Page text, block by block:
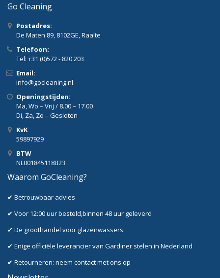
Go Cleaning
Postadres:
De Maten 89, 8102GE, Raalte
Telefoon:
Tel: +31 (0)572 - 820 203
Email:
info@gocleaning.nl
Openingstijden:
Ma, Wo – Vrij / 8.00 – 17.00
Di, Za, Zo – Gesloten
KvK
59897929
BTW
NL001845118B23
Waarom GoCleaning?
✔ Betrouwbaar advies
✔ Voor 12:00 uur besteld,binnen 48 uur geleverd
✔ De groothandel voor glazenwassers
✔ Enige officiële leverancier van Gardiner stelen in Nederland
✔ Retourneren: neem contact met ons op